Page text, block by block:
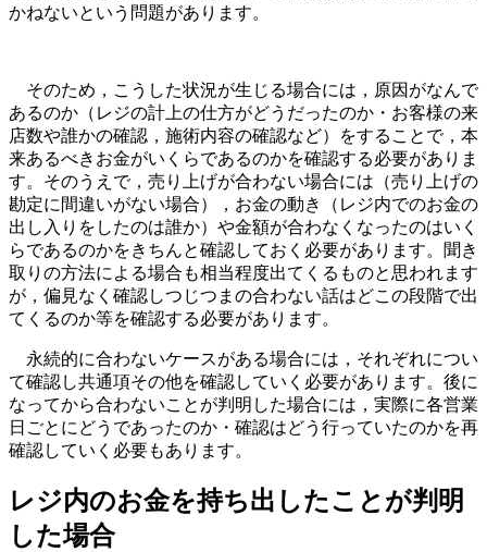
かねないという問題があります。
そのため，こうした状況が生じる場合には，原因がなんで
あるのか（レジの計上の仕方がどうだったのか・お客様の来
店数や誰かの確認，施術内容の確認など）をすることで，本
来あるべきお金がいくらであるのかを確認する必要がありま
す。そのうえで，売り上げが合わない場合には（売り上げの
勘定に間違いがない場合），お金の動き（レジ内でのお金の
出し入りをしたのは誰か）や金額が合わなくなったのはいく
らであるのかをきちんと確認しておく必要があります。聞き
取りの方法による場合も相当程度出てくるものと思われます
が，偏見なく確認しつじつまの合わない話はどこの段階で出
てくるのか等を確認する必要があります。
永続的に合わないケースがある場合には，それぞれについ
て確認し共通項その他を確認していく必要があります。後に
なってから合わないことが判明した場合には，実際に各営業
日ごとにどうであったのか・確認はどう行っていたのかを再
確認していく必要もあります。
レジ内のお金を持ち出したことが判明
した場合